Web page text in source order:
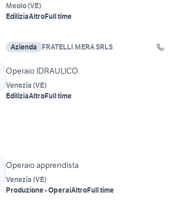
Meolo(VE)
EdiliziaAltroFull time
Azienda FRATELLI MERA SRLS
Operaio IDRAULICO
Venezia (VE)
EdiliziaAltroFull time
Operaio apprendista
Venezia (VE)
Produzione - OperaiAltroFull time